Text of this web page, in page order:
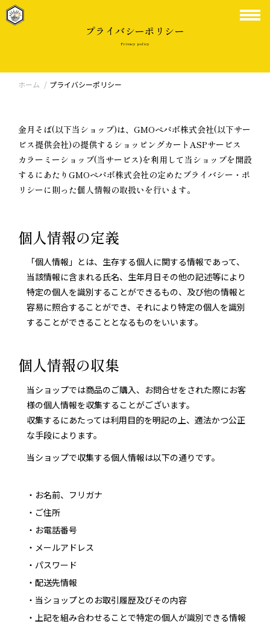
プライバシーポリシー
Privacy policy
ホーム プライバシーポリシー
金月そば(以下当ショップ)は、GMOペパボ株式会社(以下サー
ビス提供会社)の提供するショッピングカートASPサービス
カラーミーショップ(当サービス)を利用して当ショップを開設
するにあたりGMOペパボ株式会社の定めたプライバシー・ポ
リシーに則った個人情報の取扱いを行います。
個人情報の定義
「個人情報」とは、生存する個人に関する情報であって、
当該情報に含まれる氏名、生年月日その他の記述等により
特定の個人を識別することができるもの、及び他の情報と
容易に照合することができ、それにより特定の個人を識別
することができることとなるものをいいます。
個人情報の収集
当ショップでは商品のご購入、お問合せをされた際にお客
様の個人情報を収集することがございます。
収集するにあたっては利用目的を明記の上、適法かつ公正
な手段によります。
当ショップで収集する個人情報は以下の通りです。
・お名前、フリガナ
・ご住所
・お電話番号
・メールアドレス
・パスワード
・配送先情報
・当ショップとのお取引履歴及びその内容
・上記を組み合わせることで特定の個人が識別できる情報